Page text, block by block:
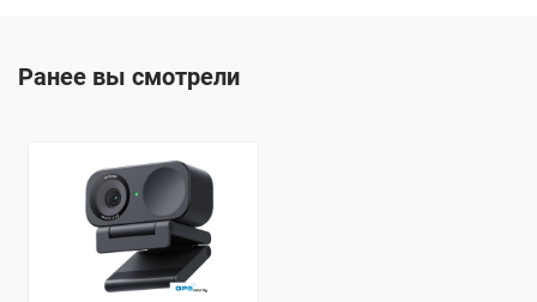
Ранее вы смотрели